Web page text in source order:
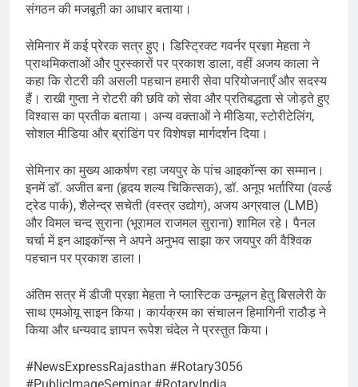
संगठन की मजबूती का आधार बताया।
सेमिनार में कई प्रेरक सत्र हुए। डिस्ट्रिक्ट गवर्नर प्रज्ञा मेहता ने
प्राथमिकताओं और पुरस्कारों पर प्रकाश डाला, वहीं अजय काला ने
कहा कि रोटरी की असली पहचान हमारी सेवा परियोजनाएँ और सदस्य
हैं। राखी गुप्ता ने रोटरी की छवि को सेवा और प्रतिबद्धता से जोड़ते हुए
विश्वास का प्रतीक बताया। अन्य वक्ताओं ने मीडिया, स्टोरीटेलिंग,
सोशल मीडिया और ब्रांडिंग पर विशेषज्ञ मार्गदर्शन दिया।
सेमिनार का मुख्य आकर्षण रहा जयपुर के पांच आइकॉन्स का सम्मान।
इनमें डॉ. अजीत बना (हृदय शल्य चिकित्सक), डॉ. अनूप भर्तारिया (वर्ल्ड
ट्रेड पार्क), शैलेन्द्र सचेती (वस्त्र उद्योग), अजय अग्रवाल (LMB)
और विमल चन्द सुराना (भूरामल राजमल सुराना) शामिल रहे। पैनल
चर्चा में इन आइकॉन्स ने अपने अनुभव साझा कर जयपुर की वैश्विक
पहचान पर प्रकाश डाला।
अंतिम सत्र में डीजी प्रज्ञा मेहता ने प्लास्टिक उन्मूलन हेतु बिसलेरी के
साथ एमओयू साइन किया। कार्यक्रम का संचालन हिमागिनी राठौड़ ने
किया और धन्यवाद ज्ञापन रूपेश चंदेल ने प्रस्तुत किया।
#NewsExpressRajasthan #Rotary3056